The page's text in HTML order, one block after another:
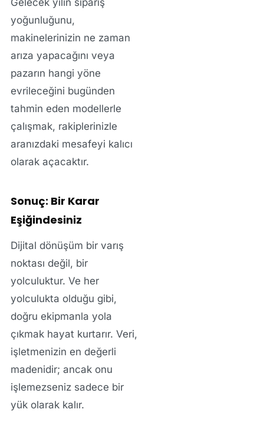
Gelecek yılın sipariş
yoğunluğunu,
makinelerinizin ne zaman
arıza yapacağını veya
pazarın hangi yöne
evrileceğini bugünden
tahmin eden modellerle
çalışmak, rakiplerinizle
aranızdaki mesafeyi kalıcı
olarak açacaktır.
Sonuç: Bir Karar
Eşiğindesiniz
Dijital dönüşüm bir varış
noktası değil, bir
yolculuktur. Ve her
yolculukta olduğu gibi,
doğru ekipmanla yola
çıkmak hayat kurtarır. Veri,
işletmenizin en değerli
madenidir; ancak onu
işlemezseniz sadece bir
yük olarak kalır.